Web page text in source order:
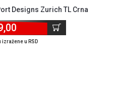
Designs Zurich TL Crna
u RSD